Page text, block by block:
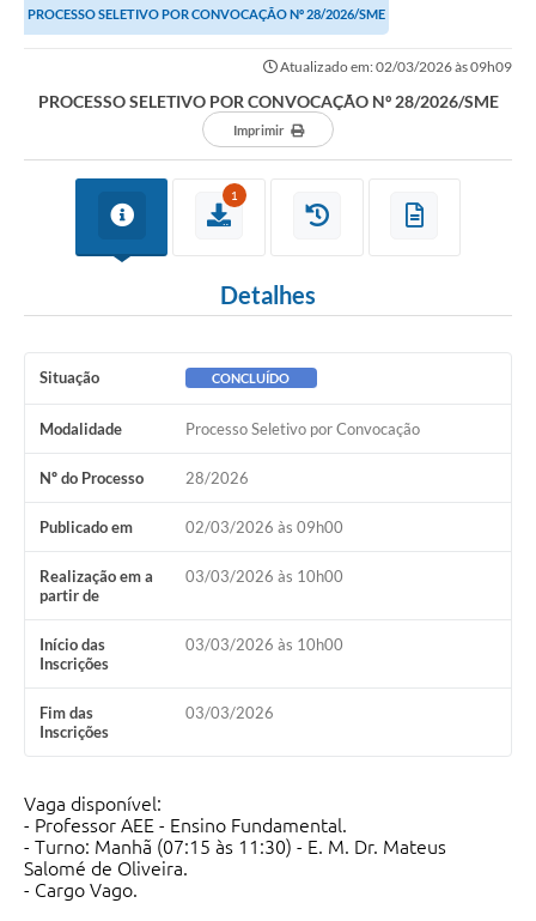
PROCESSO SELETIVO POR CONVOCAÇÃO Nº 28/2026/SME
Atualizado em: 02/03/2026 às 09h09
PROCESSO SELETIVO POR CONVOCAÇÃO Nº 28/2026/SME
Imprimir
1
Detalhes
Situação CONCLUÍDO
Modalidade Processo Seletivo por Convocação
Nº do Processo 28/2026
Publicado em 02/03/2026 às 09h00
Realização em a
partir de
03/03/2026 às 10h00
Início das
Inscrições
03/03/2026 às 10h00
Fim das
Inscrições
03/03/2026
Vaga disponível:
- Professor AEE - Ensino Fundamental.
- Turno: Manhã (07:15 às 11:30) - E. M. Dr. Mateus
Salomé de Oliveira.
- Cargo Vago.